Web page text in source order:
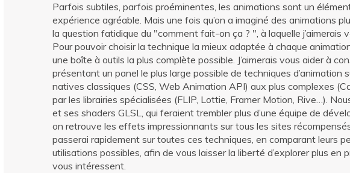
Parfois subtiles, parfois proéminentes, les animations sont un
expérience agréable. Mais une fois qu’on a imaginé des animations
la question fatidique du "comment fait-on ça ? ", à laquelle j’aimerais
Pour pouvoir choisir la technique la mieux adaptée à chaque
une boîte à outils la plus complète possible. J’aimerais vous aider à
présentant un panel le plus large possible de techniques d’animation
natives classiques (CSS, Web Animation API) aux plus complexes
par les librairies spécialisées (FLIP, Lottie, Framer Motion, Rive…).
et ses shaders GLSL, qui feraient trembler plus d’une équipe de
on retrouve les effets impressionnants sur tous les sites
passerai rapidement sur toutes ces techniques, en comparant leurs
utilisations possibles, afin de vous laisser la liberté d’explorer plus en
vous intéressent.